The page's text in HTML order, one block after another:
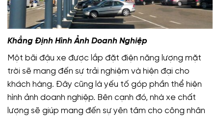
Khẳng Định Hình Ảnh Doanh Nghiệp
Một bãi đậu xe được lắp đặt điện năng lượng mặt
trời sẽ mang đến sự trải nghiệm và hiện đại cho
khách hàng. Đây cũng là yếu tố góp phần thể hiện
hình ảnh doanh nghiệp. Bên cạnh đó, nhà xe chất
lượng sẽ giúp mang đến sự yên tâm cho công nhân